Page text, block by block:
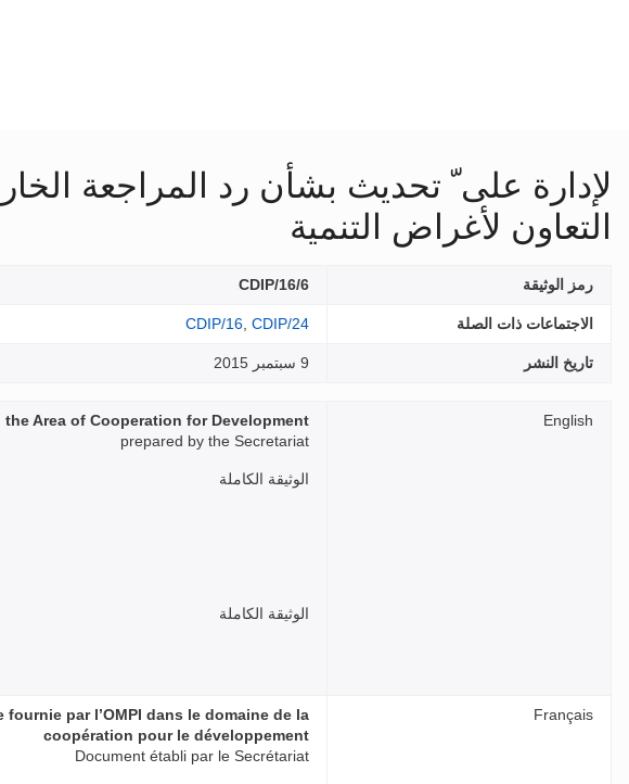
لإدارة على ّ تحديث بشأن رد المراجعة
التعاون لأغراض التنمية
رمز الوثيقة CDIP/16/6
الاجتماعات ذات الصلة CDIP/16 CDIP/24
تاريخ النشر 9 سبتمبر 2015
English
Area of Cooperation for Development
prepared by the Secretariat
الوثيقة الكاملة
الوثيقة الكاملة
Français
par l’OMPI dans le domaine de la
coopération pour le développement
Document établi par le Secrétariat